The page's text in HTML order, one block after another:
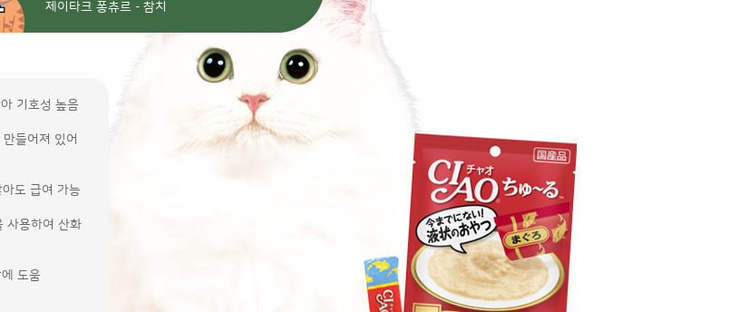
제이타크 퐁츄르 - 참치
기호성 높음
들어져 있어
도 급여 가능
사용하여 산화
도움